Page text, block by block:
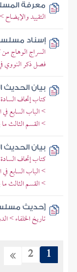
معرفة
التقييد
إسناد
السراج الوهاج
فصل ذكر النووي
بيان
كتاب إتحاف
> الباب السابع
> القسم الثالث
بيان
كتاب إتحاف
> الباب السابع
> القسم الثالث
[حديث مسلسل
تاريخ الخلفاء >
1
2